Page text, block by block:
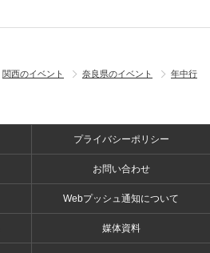
関西のイベント 奈良県のイベント
年中行
プライバシーポリシー
お問い合わせ
Webプッシュ通知について
媒体資料